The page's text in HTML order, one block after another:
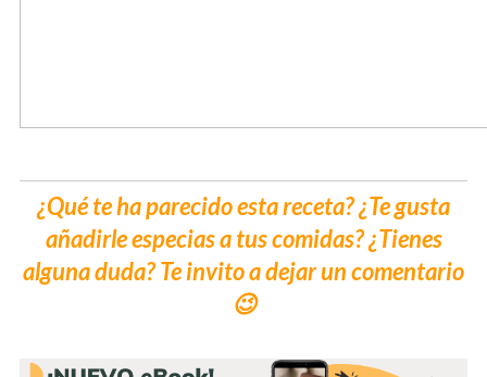
¿Qué te ha parecido esta receta? ¿Te gusta
añadirle especias a tus comidas? ¿Tienes
alguna duda? Te invito a dejar un comentario
😉